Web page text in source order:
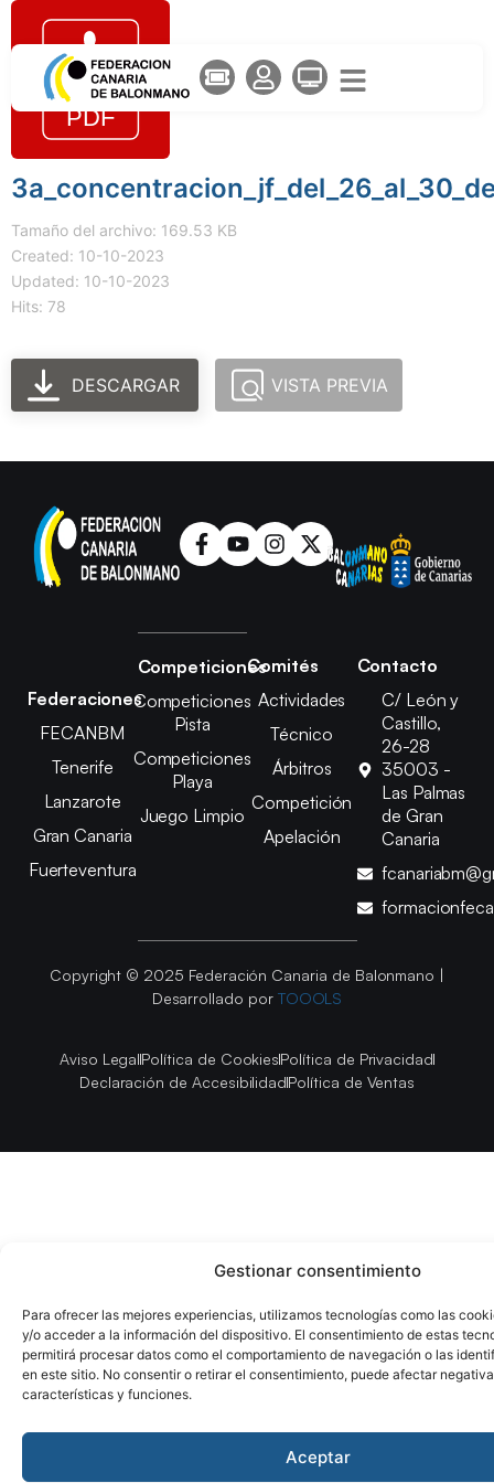
Gestionar consentimiento
Para ofrecer las mejores experiencias, utilizamos tecnologías como las
y/o acceder a la información del dispositivo. El consentimiento de estas
permitirá procesar datos como el comportamiento de navegación o las
en este sitio. No consentir o retirar el consentimiento, puede afectar
características y funciones.
Aceptar
Tamaño del archivo: 169.53 KB
Created: 10-10-2023
Updated: 10-10-2023
Hits: 78
DESCARGAR VISTA PREVIA
Federaciones
FECANBM
Tenerife
Lanzarote
Gran Canaria
Fuerteventura
Competiciones
Competiciones
Pista
Competiciones
Playa
Juego Limpio
Comités
Actividades
Técnico
Árbitros
Competición
Apelación
Contacto
C/ León y
Castillo,
26-28
35003 -
Las Palmas
de Gran
Canaria
Copyright © 2025 Federación Canaria de Balonmano |
Desarrollado por TOOOLS
Aviso LegalPolítica de CookiesPolítica de Privacidad
Declaración de AccesibilidadPolítica de Ventas